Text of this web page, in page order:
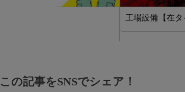
工場設備【在タイ企業・製造業】
この記事をSNSでシェア！